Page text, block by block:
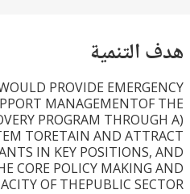
WOULD PROVIDE
SUPPORT
RECOVERY PROGRAM
SYSTEM TORETAIN AND
SERVANTS IN KEY
THE CORE POLICY
CAPACITY OF THEPUBLIC